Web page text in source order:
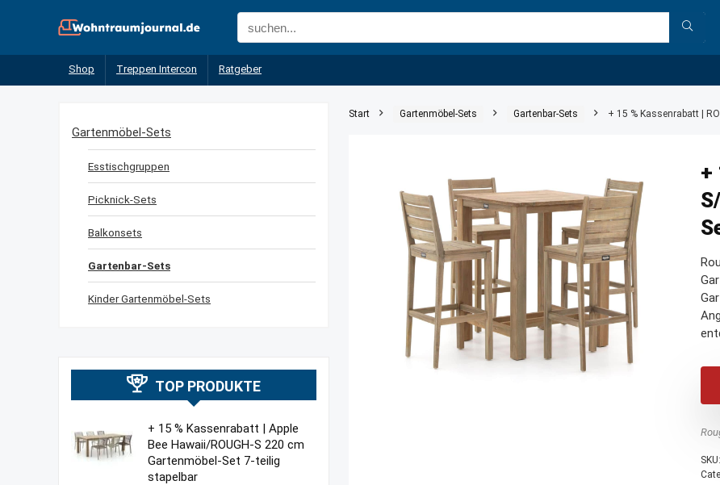
Shop Treppen Intercon Ratgeber
Start Gartenmöbel-Sets Gartenbar-Sets + 15 % Kassenrabatt |
+
SKU:
Gartenmöbel-Sets
Esstischgruppen
Picknick-Sets
Balkonsets
Gartenbar-Sets
Kinder Gartenmöbel-Sets
TOP PRODUKTE
+ 15 % Kassenrabatt | Apple
Bee Hawaii/ROUGH-S 220 cm
Gartenmöbel-Set 7-teilig
stapelbar